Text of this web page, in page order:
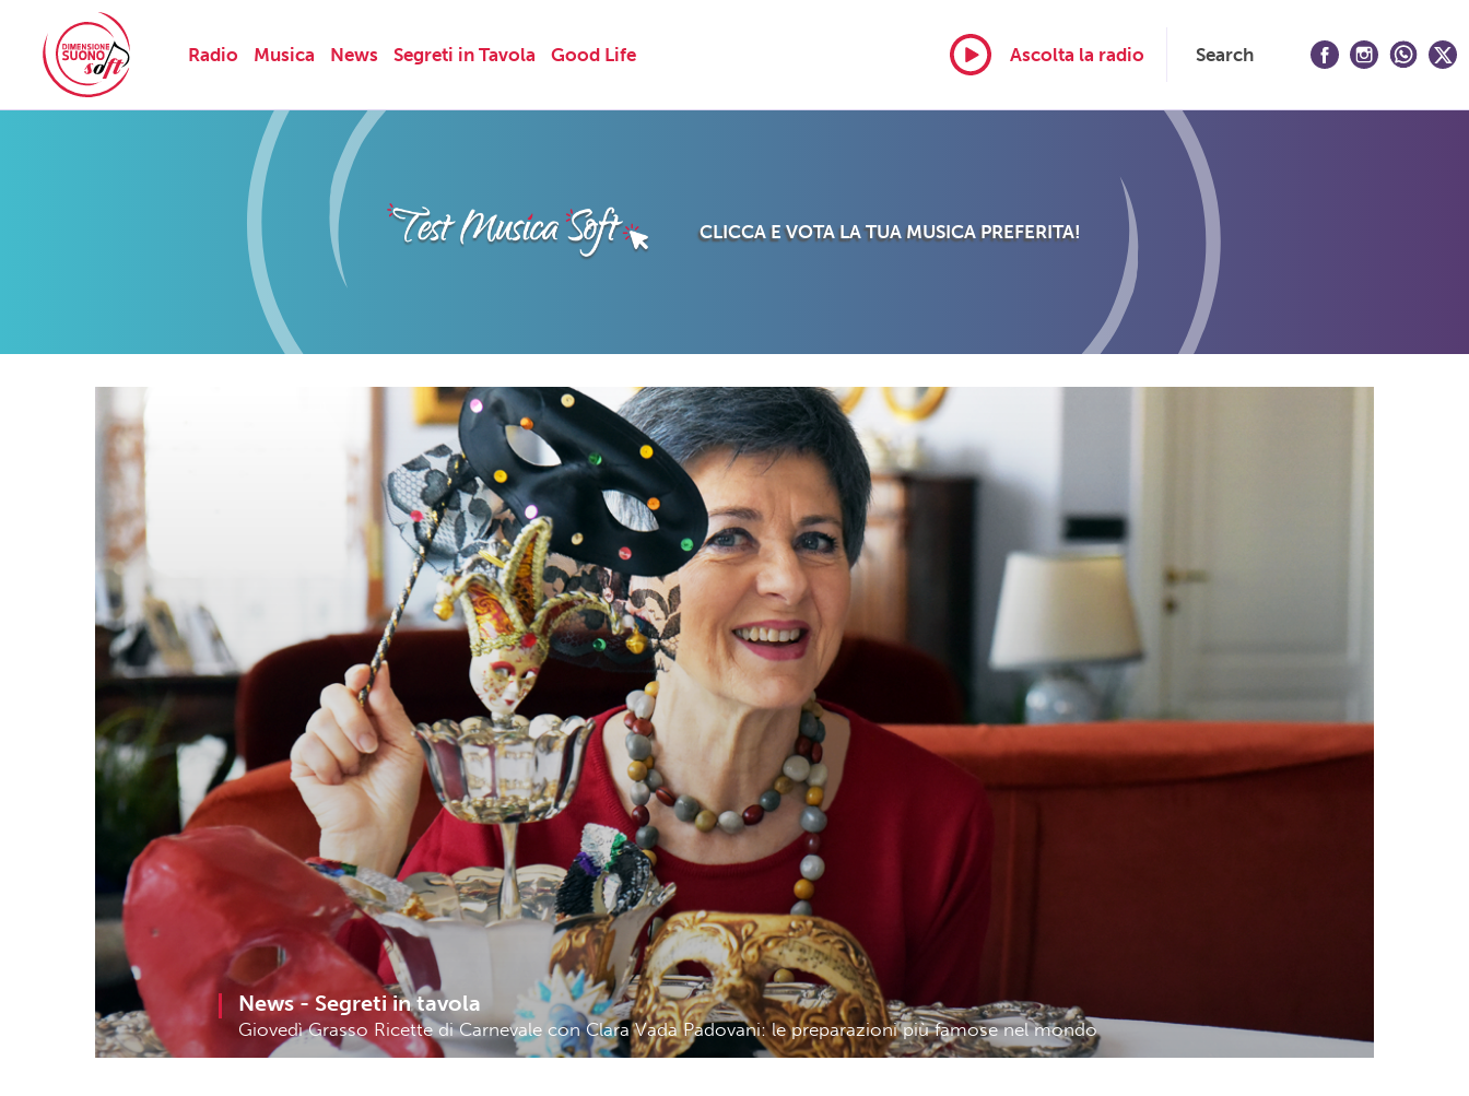
Radio Musica News Segreti in Tavola Good Life Ascolta la radio Search
CLICCA E VOTA LA TUA MUSICA PREFERITA!
News -Segreti in tavola
Giovedì Grasso Ricette di Carnevale con Clara Vada Padovani: le preparazioni più famose nel mondo